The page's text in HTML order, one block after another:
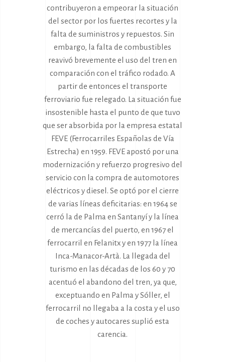
contribuyeron a empeorar la situación
del sector por los fuertes recortes y la
falta de suministros y repuestos. Sin
embargo, la falta de combustibles
reavivó brevemente el uso del tren en
comparación con el tráfico rodado. A
partir de entonces el transporte
ferroviario fue relegado. La situación fue
insostenible hasta el punto de que tuvo
que ser absorbida por la empresa estatal
FEVE (Ferrocarriles Españolas de Vía
Estrecha) en 1959. FEVE apostó por una
modernización y refuerzo progresivo del
servicio con la compra de automotores
eléctricos y diesel. Se optó por el cierre
de varias líneas deficitarias: en 1964 se
cerró la de Palma en Santanyí y la línea
de mercancías del puerto, en 1967 el
ferrocarril en Felanitx y en 1977 la línea
Inca-Manacor-Artà. La llegada del
turismo en las décadas de los 60 y 70
acentuó el abandono del tren, ya que,
exceptuando en Palma y Sóller, el
ferrocarril no llegaba a la costa y el uso
de coches y autocares suplió esta
carencia.